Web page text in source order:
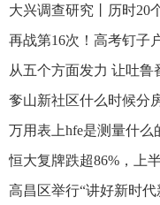
从五个方面发力 让吐鲁
奓山新社区什么时候分
万用表上hfe是测量什么
恒大复牌跌超86%，上
高昌区举行“讲好新时代